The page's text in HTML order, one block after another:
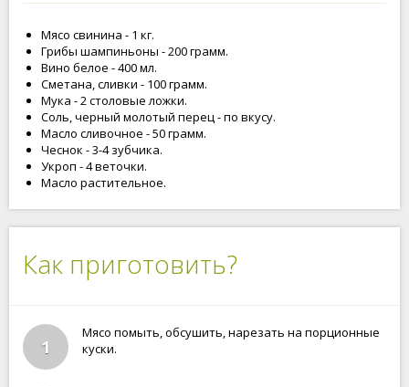
Мясо свинина - 1 кг.
Грибы шампиньоны - 200 грамм.
Вино белое - 400 мл.
Сметана, сливки - 100 грамм.
Мука - 2 столовые ложки.
Соль, черный молотый перец - по вкусу.
Масло сливочное - 50 грамм.
Чеснок - 3-4 зубчика.
Укроп - 4 веточки.
Масло растительное.
Как приготовить?
1
Мясо помыть, обсушить, нарезать на порционные
куски.